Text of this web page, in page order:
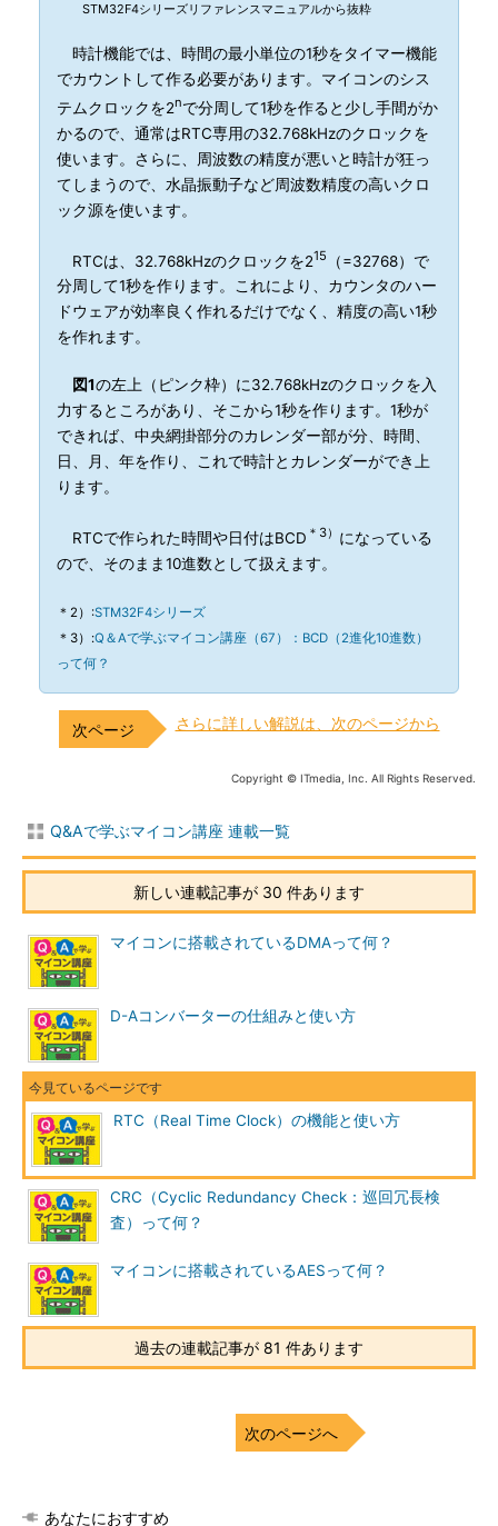
STM32F4シリーズリファレンスマニュアルから抜粋
時計機能では、時間の最小単位の1秒をタイマー機能
でカウントして作る必要があります。マイコンのシス
テムクロックを2nで分周して1秒を作ると少し手間がか
かるので、通常はRTC専用の32.768kHzのクロックを
使います。さらに、周波数の精度が悪いと時計が狂っ
てしまうので、水晶振動子など周波数精度の高いクロ
ック源を使います。
RTCは、32.768kHzのクロックを215
（=32768）で
分周して1秒を作ります。これにより、カウンタのハー
ドウェアが効率良く作れるだけでなく、精度の高い1秒
を作れます。
図1の左上（ピンク枠）に32.768kHzのクロックを入
力するところがあり、そこから1秒を作ります。1秒が
できれば、中央網掛部分のカレンダー部が分、時間、
日、月、年を作り、これで時計とカレンダーができ上
ります。
RTCで作られた時間や日付はBCD ＊3） になっている
ので、そのまま10進数として扱えます。
＊2）:STM32F4シリーズ
＊3）:Q＆Aで学ぶマイコン講座（67）：BCD（2進化10進数）
って何？
さらに詳しい解説は、次のページから
Copyright © ITmedia, Inc. All Rights Reserved.
Q&Aで学ぶマイコン講座 連載一覧
新しい連載記事が 30 件あります
マイコンに搭載されているDMAって何？
D-Aコンバーターの仕組みと使い方
RTC（Real Time Clock）の機能と使い方
CRC（Cyclic Redundancy Check：巡回冗長検
査）って何？
マイコンに搭載されているAESって何？
過去の連載記事が 81 件あります
次のページへ
あなたにおすすめ